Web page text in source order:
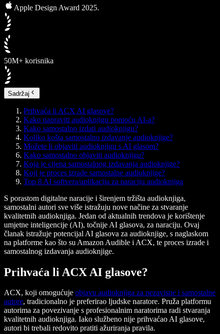
Apple Design Award 2025.
50M+ korisnika
Sadržaj
Prihvaća li ACX AI glasove?
Kako napraviti audioknjigu pomoću AI-a?
Kako samostalno izdati audioknjigu?
Koliko košta samostalno izdavanje audioknjige?
Možete li objaviti audioknjigu s AI glasom?
Kako samostalno objaviti audioknjigu?
Koja je cijena samostalnog izdavanja audioknjige?
Koji je proces izrade samostalne audioknjige?
Top 8 AI softvera/aplikacija za naraciju audioknjiga
S porastom digitalne naracije i širenjem tržišta audioknjiga,
samostalni autori sve više istražuju nove načine za stvaranje
kvalitetnih audioknjiga. Jedan od aktualnih trendova je korištenje
umjetne inteligencije (AI), točnije AI glasova, za naraciju. Ovaj
članak istražuje potencijal AI glasova za audioknjige, s naglaskom
na platforme kao što su Amazon Audible i ACX, te proces izrade i
samostalnog izdavanja audioknjige.
Prihvaća li ACX AI glasove?
ACX, koji omogućuje objavu audioknjiga za nezavisne i samostalne
autore, tradicionalno je preferirao ljudske naratore. Pruža platformu
autorima za povezivanje s profesionalnim naratorima radi stvaranja
kvalitetnih audioknjiga. Iako službeno nije prihvaćao AI glasove,
autori bi trebali redovito pratiti ažuriranja pravila.